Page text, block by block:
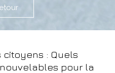
: Quels
pour la